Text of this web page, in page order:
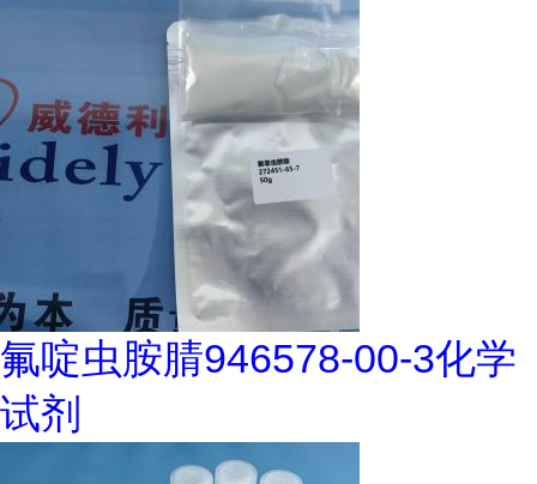
氟啶虫胺腈946578-00-3化学
试剂